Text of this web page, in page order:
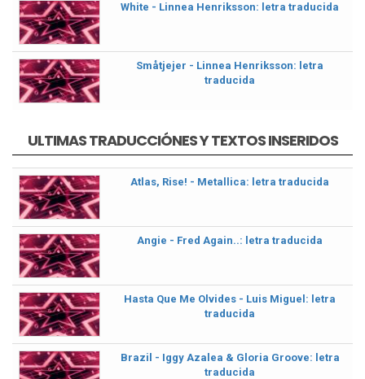
White - Linnea Henriksson: letra traducida
Småtjejer - Linnea Henriksson: letra
traducida
ULTIMAS TRADUCCIÓNES Y TEXTOS INSERIDOS
Atlas, Rise! - Metallica: letra traducida
Angie - Fred Again..: letra traducida
Hasta Que Me Olvides - Luis Miguel: letra
traducida
Brazil - Iggy Azalea & Gloria Groove: letra
traducida